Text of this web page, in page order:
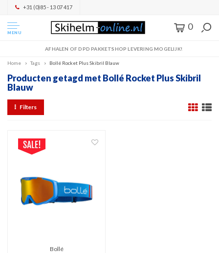
+31 (0)85 - 13 07 417
MENU
0
AFHALEN OF DPD PAKKETSHOP LEVERING MOGELIJK!
Home Tags Bollé Rocket Plus Skibril Blauw
Producten getagd met Bollé Rocket Plus Skibril
Blauw
Filters
Bollé